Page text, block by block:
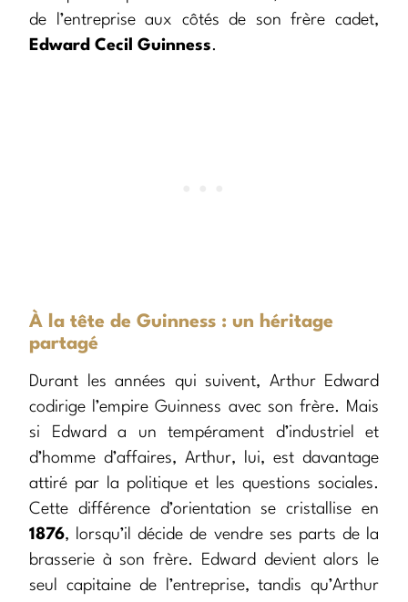
de l’entreprise aux côtés de son frère cadet,
Edward Cecil Guinness.
À la tête de Guinness : un héritage
partagé
Durant les années qui suivent, Arthur Edward
codirige l’empire Guinness avec son frère. Mais
si Edward a un tempérament d’industriel et
d’homme d’affaires, Arthur, lui, est davantage
attiré par la politique et les questions sociales.
Cette différence d’orientation se cristallise en
1876, lorsqu’il décide de vendre ses parts de la
brasserie à son frère. Edward devient alors le
seul capitaine de l’entreprise, tandis qu’Arthur